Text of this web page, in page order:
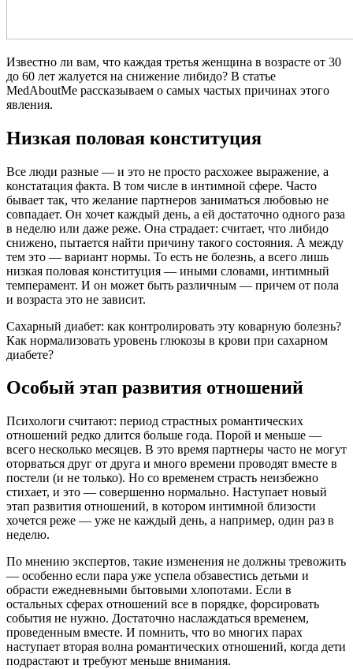
Известно ли вам, что каждая третья женщина в возрасте от 30
до 60 лет жалуется на снижение либидо? В статье
MedAboutMe рассказываем о самых частых причинах этого
явления.
Низкая половая конституция
Все люди разные — и это не просто расхожее выражение, а
констатация факта. В том числе в интимной сфере. Часто
бывает так, что желание партнеров заниматься любовью не
совпадает. Он хочет каждый день, а ей достаточно одного раза
в неделю или даже реже. Она страдает: считает, что либидо
снижено, пытается найти причину такого состояния. А между
тем это — вариант нормы. То есть не болезнь, а всего лишь
низкая половая конституция — иными словами, интимный
темперамент. И он может быть различным — причем от пола
и возраста это не зависит.
Сахарный диабет: как контролировать эту коварную болезнь?
Как нормализовать уровень глюкозы в крови при сахарном
диабете?
Особый этап развития отношений
Психологи считают: период страстных романтических
отношений редко длится больше года. Порой и меньше —
всего несколько месяцев. В это время партнеры часто не могут
оторваться друг от друга и много времени проводят вместе в
постели (и не только). Но со временем страсть неизбежно
стихает, и это — совершенно нормально. Наступает новый
этап развития отношений, в котором интимной близости
хочется реже — уже не каждый день, а например, один раз в
неделю.
По мнению экспертов, такие изменения не должны тревожить
— особенно если пара уже успела обзавестись детьми и
обрасти ежедневными бытовыми хлопотами. Если в
остальных сферах отношений все в порядке, форсировать
события не нужно. Достаточно наслаждаться временем,
проведенным вместе. И помнить, что во многих парах
наступает вторая волна романтических отношений, когда дети
подрастают и требуют меньше внимания.